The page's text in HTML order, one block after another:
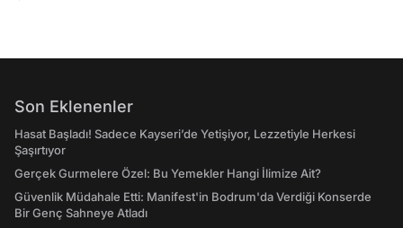
Son Eklenenler
Hasat Başladı! Sadece Kayseri’de Yetişiyor, Lezzetiyle Herkesi
Şaşırtıyor
Gerçek Gurmelere Özel: Bu Yemekler Hangi İlimize Ait?
Güvenlik Müdahale Etti: Manifest'in Bodrum'da Verdiği Konserde
Bir Genç Sahneye Atladı